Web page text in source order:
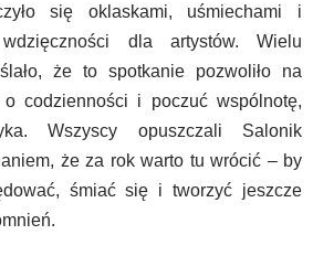
się oklaskami, uśmiechami i
wdzięczności dla artystów. Wielu
że to spotkanie pozwoliło na
o codzienności i poczuć wspólnotę,
Wszyscy opuszczali Salonik
że za rok warto tu wrócić – by
śmiać się i tworzyć jeszcze